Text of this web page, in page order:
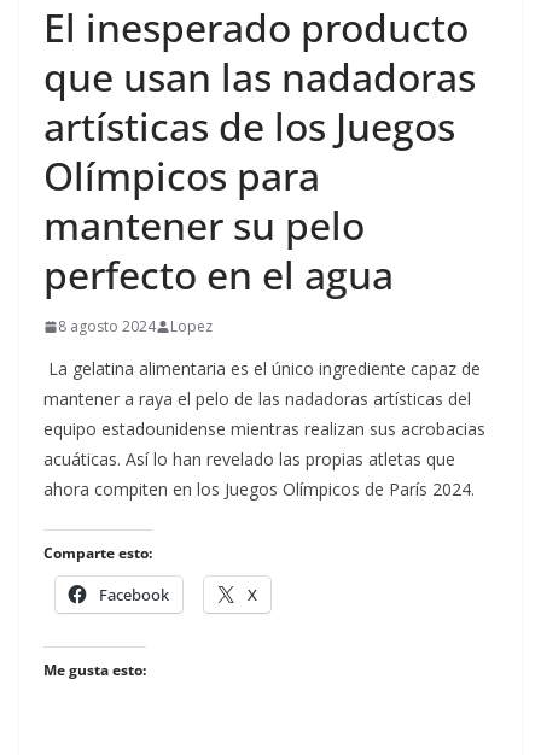
​El inesperado producto
que usan las nadadoras
artísticas de los Juegos
Olímpicos para
mantener su pelo
perfecto en el agua
8 agosto 2024 Lopez
La gelatina alimentaria es el único ingrediente capaz de
mantener a raya el pelo de las nadadoras artísticas del
equipo estadounidense mientras realizan sus acrobacias
acuáticas. Así lo han revelado las propias atletas que
ahora compiten en los Juegos Olímpicos de París 2024.
Comparte esto:
Facebook X
Me gusta esto: